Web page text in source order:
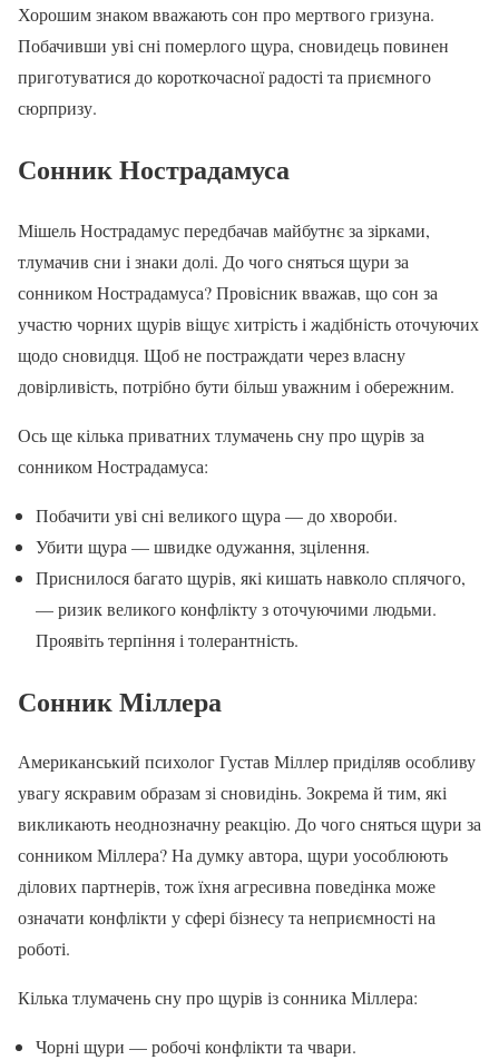
Хорошим знаком вважають сон про мертвого гризуна.
Побачивши уві сні померлого щура, сновидець повинен
приготуватися до короткочасної радості та приємного
сюрпризу.
Сонник Нострадамуса
Мішель Нострадамус передбачав майбутнє за зірками,
тлумачив сни і знаки долі. До чого сняться щури за
сонником Нострадамуса? Провісник вважав, що сон за
участю чорних щурів віщує хитрість і жадібність оточуючих
щодо сновидця. Щоб не постраждати через власну
довірливість, потрібно бути більш уважним і обережним.
Ось ще кілька приватних тлумачень сну про щурів за
сонником Нострадамуса:
Побачити уві сні великого щура — до хвороби.
Убити щура — швидке одужання, зцілення.
Приснилося багато щурів, які кишать навколо сплячого,
— ризик великого конфлікту з оточуючими людьми.
Проявіть терпіння і толерантність.
Сонник Міллера
Американський психолог Густав Міллер приділяв особливу
увагу яскравим образам зі сновидінь. Зокрема й тим, які
викликають неоднозначну реакцію. До чого сняться щури за
сонником Міллера? На думку автора, щури уособлюють
ділових партнерів, тож їхня агресивна поведінка може
означати конфлікти у сфері бізнесу та неприємності на
роботі.
Кілька тлумачень сну про щурів із сонника Міллера:
Чорні щури — робочі конфлікти та чвари.